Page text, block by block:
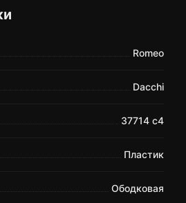
Romeo
Dacchi
37714 c4
Пластик
Ободковая